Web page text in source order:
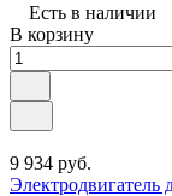
Есть в наличии
В корзину
9 934 руб.
Электродвигатель